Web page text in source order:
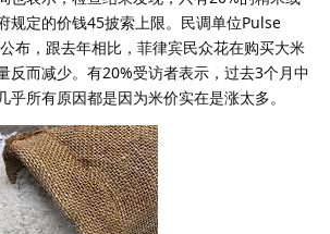
规定的价钱45披索上限。民调单位Pulse
布，跟去年相比，菲律宾民众花在购买大米
反而减少。有20%受访者表示，过去3个月中
乎所有原因都是因为米价实在是涨太多。